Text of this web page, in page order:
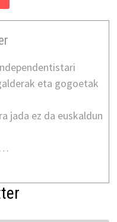
eta gogoetak
jada ez da euskaldun